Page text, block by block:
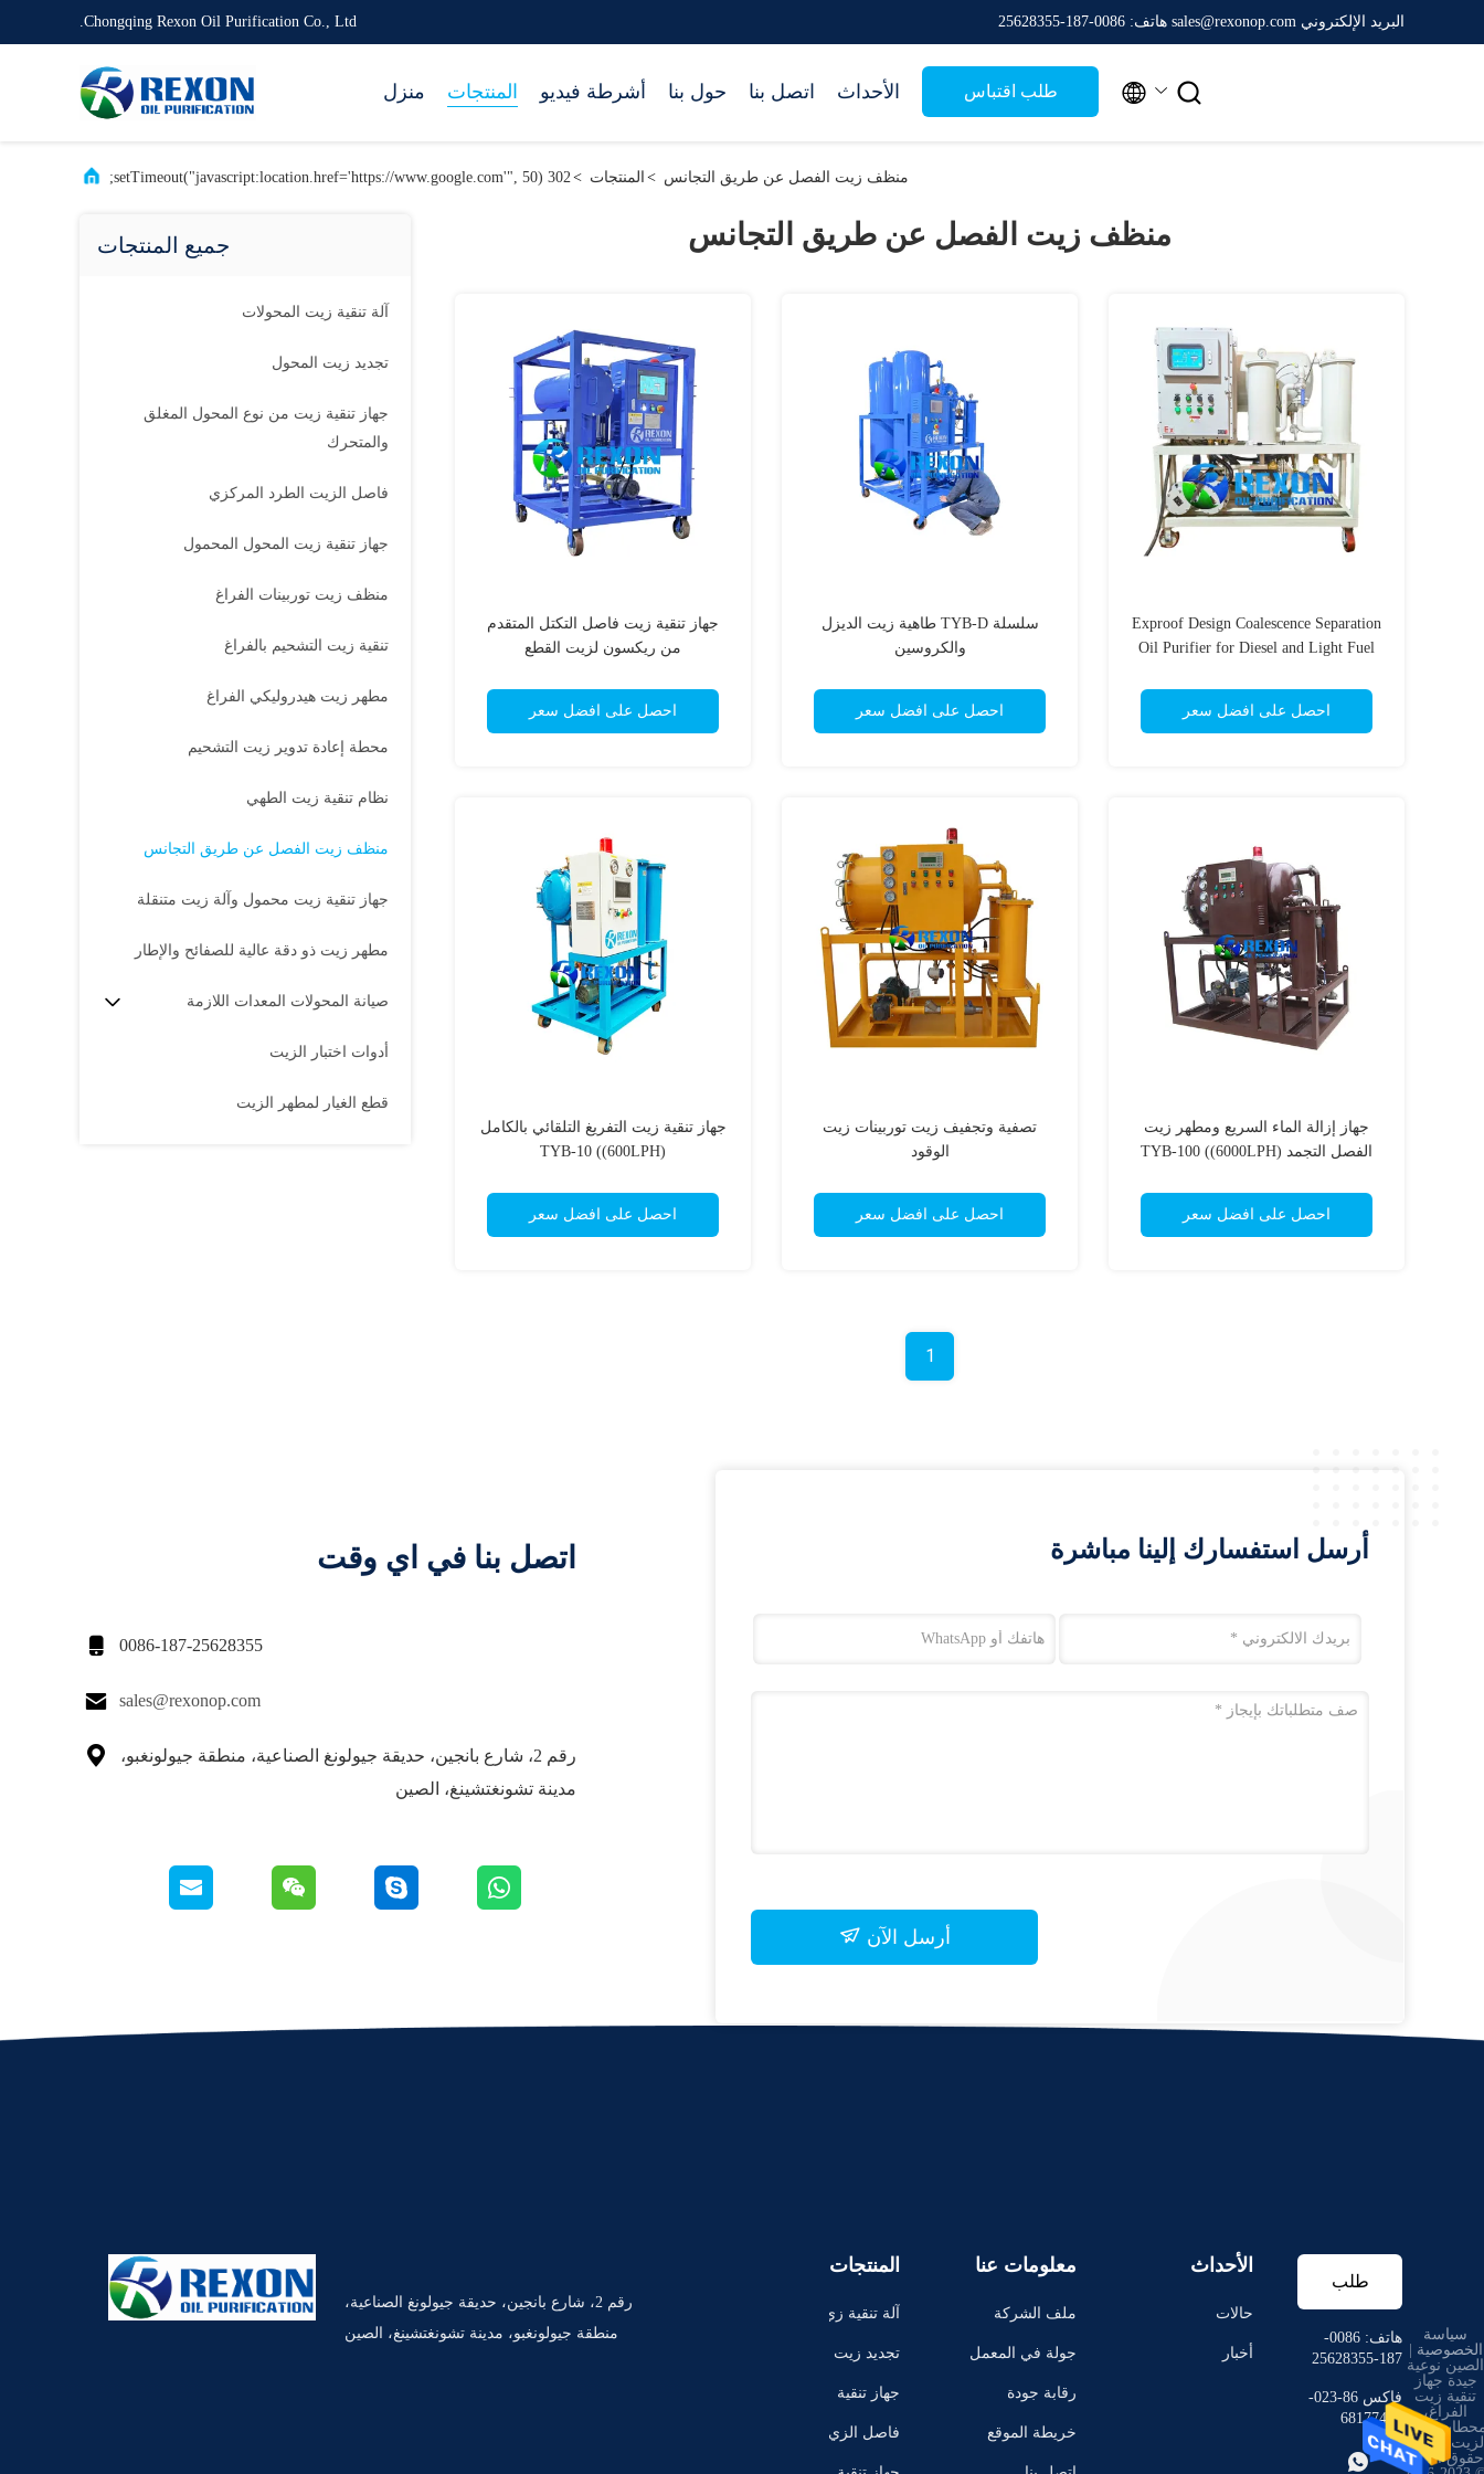
Chongqing Rexon Oil Purification Co., Ltd. البريد الإلكتروني sales@rexonop.com هاتف: 0086-187-25628355
منزل المنتجات أشرطة فيديو حول بنا اتصل بنا الأحداث طلب اقتباس  
302 setTimeout("javascript:location.href='https://www.google.com'", 50);> المنتجات > منظف زيت الفصل عن طريق التجانس
جميع المنتجات
آلة تنقية زيت المحولات
تجديد زيت المحول
جهاز تنقية زيت من نوع المحول المغلق
والمتحرك
فاصل الزيت الطرد المركزي
جهاز تنقية زيت المحول المحمول
منظف زيت توربينات الفراغ
تنقية زيت التشحيم بالفراغ
مطهر زيت هيدروليكي الفراغ
محطة إعادة تدوير زيت التشحيم
نظام تنقية زيت الطهي
منظف زيت الفصل عن طريق التجانس
جهاز تنقية زيت محمول وآلة زيت متنقلة
مطهر زيت ذو دقة عالية للصفائح والإطار
صيانة المحولات المعدات اللازمة
أدوات اختبار الزيت
قطع الغيار لمطهر الزيت
منظف زيت الفصل عن طريق التجانس
جهاز تنقية زيت فاصل التكتل المتقدم
من ريكسون لزيت القطع
احصل على افضل سعر
سلسلة TYB-D طاهية زيت الديزل
والكروسين
احصل على افضل سعر
Exproof Design Coalescence Separation
Oil Purifier for Diesel and Light Fuel
احصل على افضل سعر
جهاز تنقية زيت التفريغ التلقائي بالكامل
TYB-10 ((600LPH)
احصل على افضل سعر
تصفية وتجفيف زيت توربينات زيت
الوقود
احصل على افضل سعر
جهاز إزالة الماء السريع ومطهر زيت
الفصل التجمد TYB-100 ((6000LPH)
احصل على افضل سعر
1
اتصل بنا في اي وقت
 0086-187-25628355
 sales@rexonop.com

رقم 2، شارع بانجين، حديقة جيولونغ الصناعية، منطقة جيولونغبو،
مدينة تشونغتشينغ، الصين
أرسل استفسارك إلينا مباشرة
أرسل الآن
رقم 2، شارع بانجين، حديقة جيولونغ الصناعية،
منطقة جيولونغبو، مدينة تشونغتشينغ، الصين
المنتجات
آلة تنقية زي
تجديد زيت
المحول
جهاز تنقية
زيت من نو
فاصل الزي
ت الطرد ال
معلومات عنا
ملف الشركة
جولة في المعمل
رقابة جودة
خريطة الموقع
الأحداث
حالات
أخبار
طلب
اقتباس
هاتف: 0086-
187-25628355
فاكس 86-023-
68177456

سياسة
الخصوصية
الصين نوعية
جيدة جهاز
تنقية زيت
الفراغ،
تنقية
المورد.
حقوق النشر